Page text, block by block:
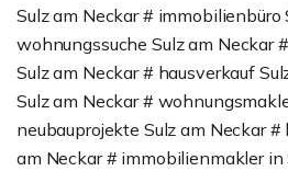
Sulz am Neckar # immobilienbüro
wohnungssuche Sulz am Neckar
Sulz am Neckar # hausverkauf
Sulz am Neckar #
neubauprojekte Sulz am Neckar #
am Neckar # immobilienmakler in